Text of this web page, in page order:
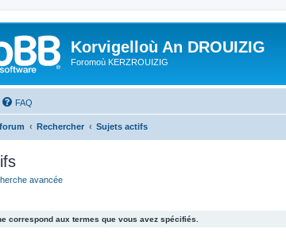
Korvigelloù An DROUIZIG
Foromoù KERZROUIZIG
FAQ
Rechercher Sujets actifs
avancée
correspond aux termes que vous avez spécifiés.